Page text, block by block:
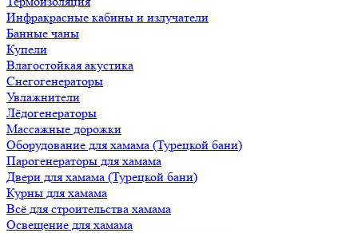
Инфракрасные кабины и излучатели
Банные чаны
Купели
Влагостойкая акустика
Снегогенераторы
Увлажнители
Лёдогенераторы
Массажные дорожки
Оборудование для хамама (Турецкой бани)
Парогенераторы для хамама
Двери для хамама (Турецкой бани)
Курны для хамама
Всё для строительства хамама
Освещение для хамама